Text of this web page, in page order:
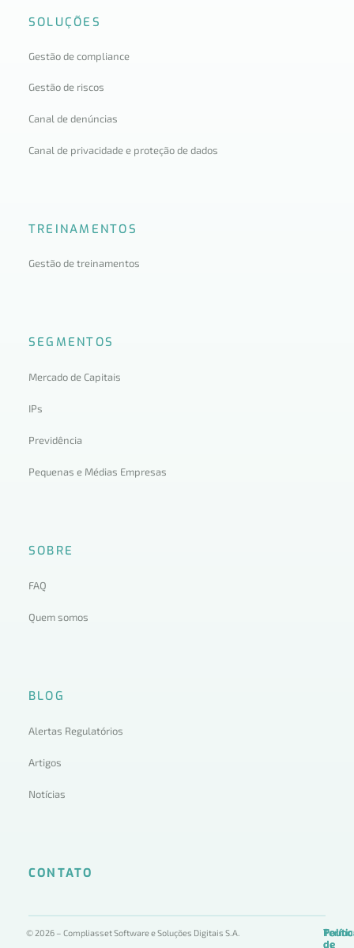
SOLUÇÕES
Gestão de compliance
Gestão de riscos
Canal de denúncias
Canal de privacidade e proteção de dados
TREINAMENTOS
Gestão de treinamentos
SEGMENTOS
Mercado de Capitais
IPs
Previdência
Pequenas e Médias Empresas
SOBRE
FAQ
Quem somos
BLOG
Alertas Regulatórios
Artigos
Notícias
CONTATO
© 2026 – Compliasset Software e Soluções Digitais S.A.
de
de
de